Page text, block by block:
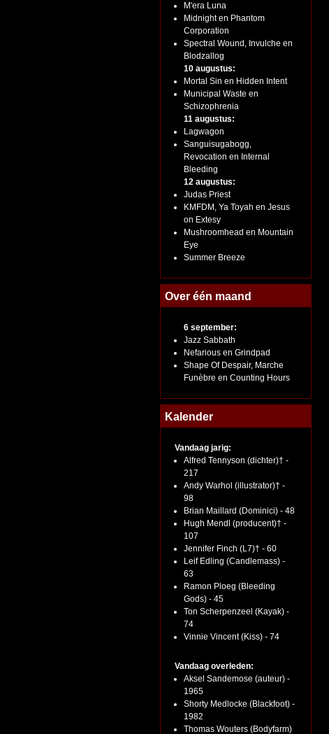
M'era Luna
Midnight en Phantom
Corporation
Spectral Wound, Invulche en
Blodzallog
10 augustus:
Mortal Sin en Hidden Intent
Municipal Waste en
Schizophrenia
11 augustus:
Lagwagon
Sanguisugabogg,
Revocation en Internal
Bleeding
12 augustus:
Judas Priest
KMFDM, Ya Toyah en Jesus
on Extesy
Mushroomhead en Mountain
Eye
Summer Breeze
Over één maand
6 september:
Jazz Sabbath
Nefarious en Grindpad
Shape Of Despair, Marche
Funèbre en Counting Hours
Kalender
Vandaag jarig:
Alfred Tennyson (dichter)† -
217
Andy Warhol (illustrator)† -
98
Brian Maillard (Dominici) - 48
Hugh Mendl (producent)† -
107
Jennifer Finch (L7)† - 60
Leif Edling (Candlemass) -
63
Ramon Ploeg (Bleeding
Gods) - 45
Ton Scherpenzeel (Kayak) -
74
Vinnie Vincent (Kiss) - 74
Vandaag overleden:
Aksel Sandemose (auteur) -
1965
Shorty Medlocke (Blackfoot) -
1982
Thomas Wouters (Bodyfarm)